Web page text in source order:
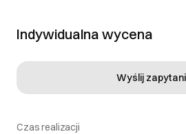
Indywidualna wycena
Czas realizacji
Wyślij